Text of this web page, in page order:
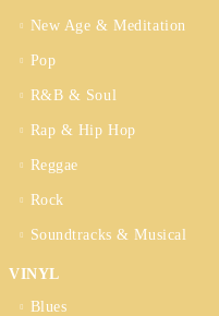
New Age & Meditation
Pop
R&B & Soul
Rap & Hip Hop
Reggae
Rock
Soundtracks & Musical
VINYL
Blues